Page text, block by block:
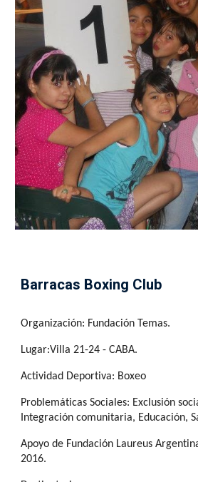
Barracas Boxing Club
Organización: Fundación Temas.
Lugar:Villa 21-24 - CABA.
Actividad Deportiva: Boxeo
Problemáticas Sociales: Exclusión
Integración comunitaria, Educación,
Apoyo de Fundación Laureus
2016.